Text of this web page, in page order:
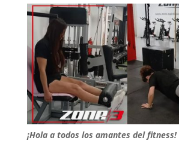
¡Hola a todos los amantes del fitness!